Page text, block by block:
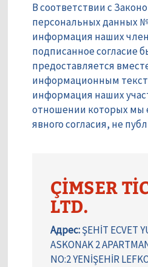
В соответствии с
персональных данных №
информация наших
подписанное согласие
предоставляется
информационным
информация наших
отношении которых мы
явного согласия, не
ÇİMSER
LTD.
Адрес:ŞEHİT ECVET
ASKONAK 2
NO:2 YENİŞEHİR